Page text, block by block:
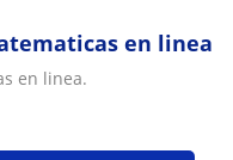
en linea
en linea.